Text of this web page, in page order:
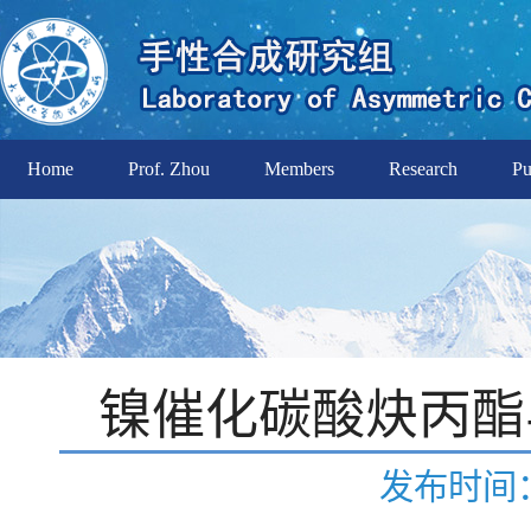
Home Prof. Zhou Members Research
镍催化碳酸炔丙
发布时间